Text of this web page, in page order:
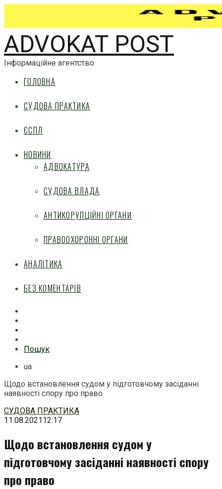
ADVOKAT POST
Інформаційне агентство
ГОЛОВНА
СУДОВА ПРАКТИКА
ЄСПЛ
НОВИНИ
АДВОКАТУРА
СУДОВА ВЛАДА
АНТИКОРУПЦІЙНІ ОРГАНИ
ПРАВООХОРОННІ ОРГАНИ
АНАЛІТИКА
БЕЗ КОМЕНТАРІВ
Пошук
ua
Щодо встановлення судом у підготовчому засіданні
наявності спору про право
Перейти
до
СУДОВА ПРАКТИКА
11.08.202112:17
Щодо встановлення судом у
підготовчому засіданні наявності спору
про право